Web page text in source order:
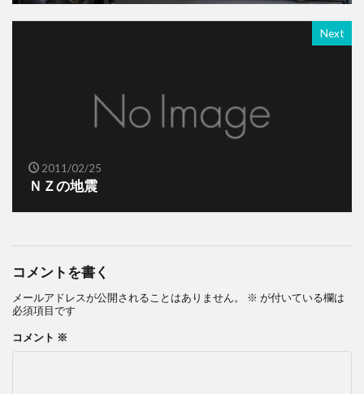
Next
2011/02/25
ＮＺの地震
コメントを書く
メールアドレスが公開されることはありません。 ※ が付いている欄は
必須項目です
コメント ※